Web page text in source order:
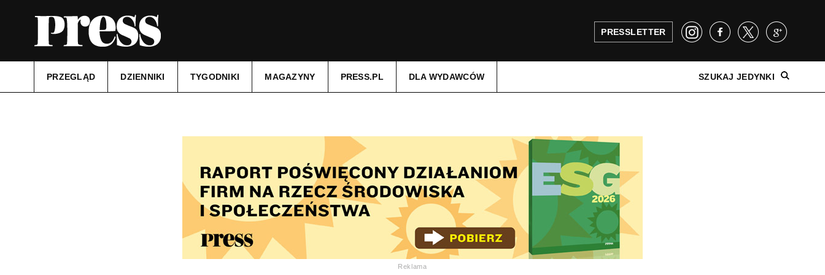
PRESSLETTER
PRZEGLĄD DZIENNIKI TYGODNIKI MAGAZYNY PRESS.PL DLA WYDAWCÓW SZUKAJ JEDYNKI
Reklama